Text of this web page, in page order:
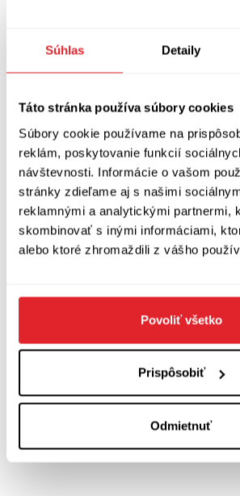
Súhlas Detaily
Táto stránka používa súbory cookies
Súbory cookie používame na
reklám, poskytovanie funkcií
návštevnosti. Informácie o vašom
stránky zdieľame aj s našimi
reklamnými a analytickými partnermi,
skombinovať s inými informáciami,
alebo ktoré zhromaždili z vášho
Povoliť všetko
Prispôsobiť
Odmietnuť
čitateľovi nekompromisná a
názor zadarmo.
Joachim B. Schmidt: Kalmann
Preklad: Paulína Čuhová
Literárna bašta, 2021
Zobraziť diskusiu (Napíšte prvý